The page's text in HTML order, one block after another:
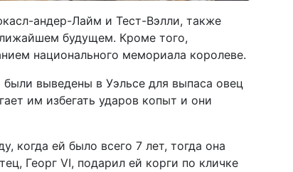
андер-Лайм и Тест-Вэлли, также
будущем. Кроме того,
национального мемориала королеве.
выведены в Уэльсе для выпаса овец
им избегать ударов копыт и они
когда ей было всего 7 лет, тогда она
Георг VI, подарил ей корги по кличке